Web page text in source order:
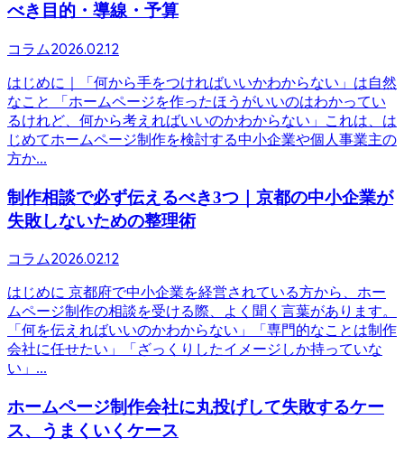
べき目的・導線・予算
コラム2026.02.12
はじめに｜「何から手をつければいいかわからない」は自然
なこと 「ホームページを作ったほうがいいのはわかってい
るけれど、何から考えればいいのかわからない」これは、は
じめてホームページ制作を検討する中小企業や個人事業主の
方か...
制作相談で必ず伝えるべき3つ｜京都の中小企業が
失敗しないための整理術
コラム2026.02.12
はじめに 京都府で中小企業を経営されている方から、ホー
ムページ制作の相談を受ける際、よく聞く言葉があります。
「何を伝えればいいのかわからない」「専門的なことは制作
会社に任せたい」「ざっくりしたイメージしか持っていな
い」...
ホームページ制作会社に丸投げして失敗するケー
ス、うまくいくケース